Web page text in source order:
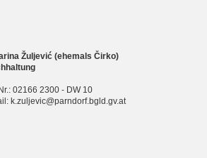
Žuljević (ehemals Čirko)
02166 2300 - DW 10
k.zuljevic@parndorf.bgld.gv.at